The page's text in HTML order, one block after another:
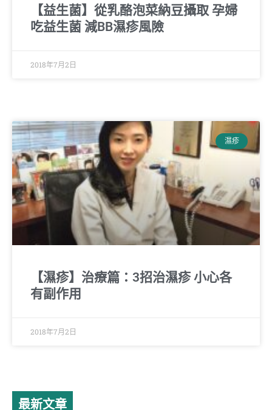
【益生菌】從乳酪泡菜納豆攝取 孕婦
吃益生菌 減BB濕疹風險
2018年7月2日
濕疹
【濕疹】治療篇：3招治濕疹 小心各
有副作用
2018年7月2日
最新文章